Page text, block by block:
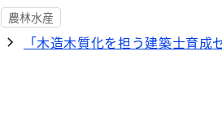
農林水産
「木造木質化を担う建築士育成